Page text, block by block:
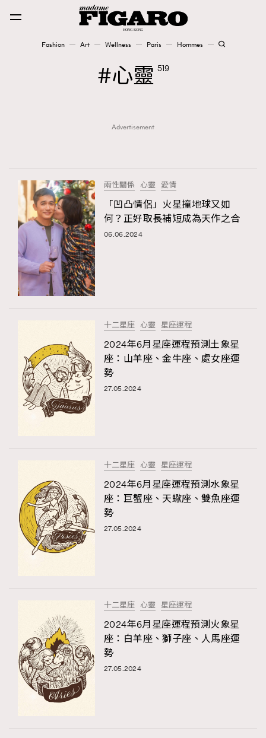
Fashion Art Wellness Paris Hommes
Fashion
Paris
Hommes
AFrenchMind
DressLikeAParisienne 1
EmpowerF 103
FashionWeek 191
FigaroAesthetic
FigaroCeleb 547
FigaroCinéma 281
FigaroDigitalCover 17
FigaroExhibition 12
FigaroExpert
FigaroHub
FigaroIcon
FigaroInsight 156
FigaroIssue
FigaroJewellery
FigaroMasterclass 20
#FigaroExhibition Wyman 揭曉 Figaro Exhibition
第二站！
法國五月French May專訪四位香港文藝代表
心靈 519
Advertisement
兩性關係 心靈 愛情
「凹凸情侶」火星撞地球又如
何？正好取長補短成為天作之合
06.06.2024
十二星座 心靈 星座運程
2024年6月星座運程預測土象星
座：山羊座、金牛座、處女座運
勢
27.05.2024
十二星座 心靈 星座運程
2024年6月星座運程預測水象星
座：巨蟹座、天蠍座、雙魚座運
勢
27.05.2024
十二星座 心靈 星座運程
2024年6月星座運程預測火象星
座：白羊座、獅子座、人馬座運
勢
27.05.2024